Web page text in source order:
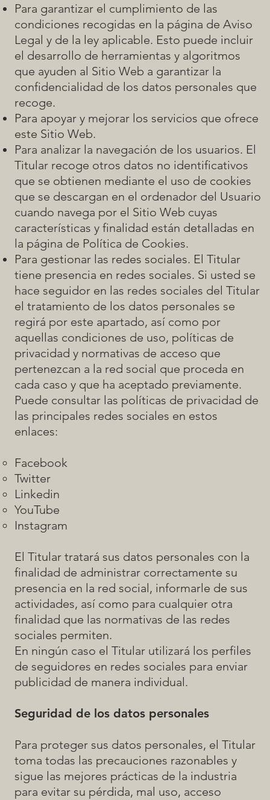
Para garantizar el cumplimiento de las
condiciones recogidas en la página de Aviso
Legal y de la ley aplicable. Esto puede incluir
el desarrollo de herramientas y algoritmos
que ayuden al Sitio Web a garantizar la
confidencialidad de los datos personales que
recoge.
Para apoyar y mejorar los servicios que ofrece
este Sitio Web.
Para analizar la navegación de los usuarios. El
Titular recoge otros datos no identificativos
que se obtienen mediante el uso de cookies
que se descargan en el ordenador del Usuario
cuando navega por el Sitio Web cuyas
características y finalidad están detalladas en
la página de Política de Cookies.
Para gestionar las redes sociales. El Titular
tiene presencia en redes sociales. Si usted se
hace seguidor en las redes sociales del Titular
el tratamiento de los datos personales se
regirá por este apartado, así como por
aquellas condiciones de uso, políticas de
privacidad y normativas de acceso que
pertenezcan a la red social que proceda en
cada caso y que ha aceptado previamente.
Puede consultar las políticas de privacidad de
las principales redes sociales en estos
enlaces:
Facebook
Twitter
Linkedin
YouTube
Instagram
El Titular tratará sus datos personales con la
finalidad de administrar correctamente su
presencia en la red social, informarle de sus
actividades, así como para cualquier otra
finalidad que las normativas de las redes
sociales permiten.
En ningún caso el Titular utilizará los perfiles
de seguidores en redes sociales para enviar
publicidad de manera individual.
Seguridad de los datos personales
Para proteger sus datos personales, el Titular
toma todas las precauciones razonables y
sigue las mejores prácticas de la industria
para evitar su pérdida, mal uso, acceso